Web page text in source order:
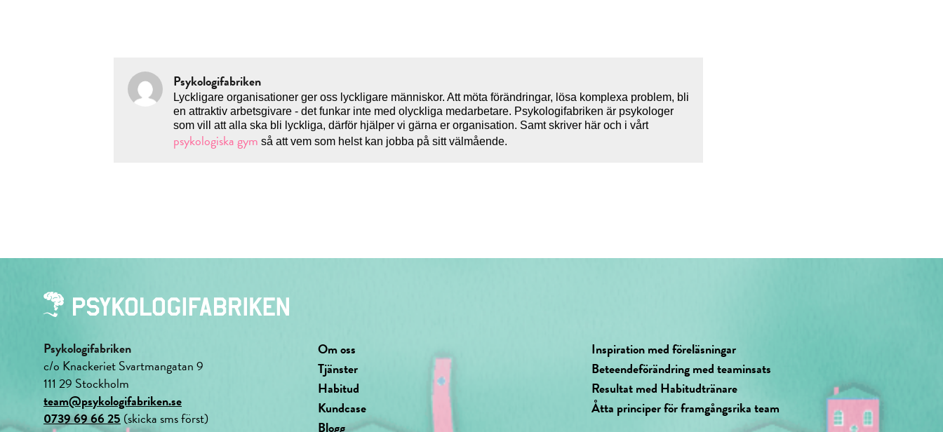
Psykologifabriken
Lyckligare organisationer ger oss lyckligare människor. Att möta förändringar, lösa komplexa problem, bli
en attraktiv arbetsgivare - det funkar inte med olyckliga medarbetare. Psykologifabriken är psykologer
som vill att alla ska bli lyckliga, därför hjälper vi gärna er organisation. Samt skriver här och i vårt
psykologiska gym så att vem som helst kan jobba på sitt välmående.
Psykologifabriken
c/o Knackeriet Svartmangatan 9
111 29 Stockholm
team@psykologifabriken.se
0739 69 66 25 (skicka sms först)
Om oss
Tjänster
Habitud
Kundcase
Blogg
Inspiration med föreläsningar
Beteendeförändring med teaminsats
Resultat med Habitudtränare
Åtta principer för framgångsrika team